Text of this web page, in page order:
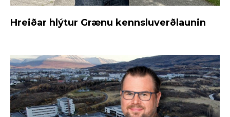
Hreiðar hlýtur Grænu kennsluverðlaunin